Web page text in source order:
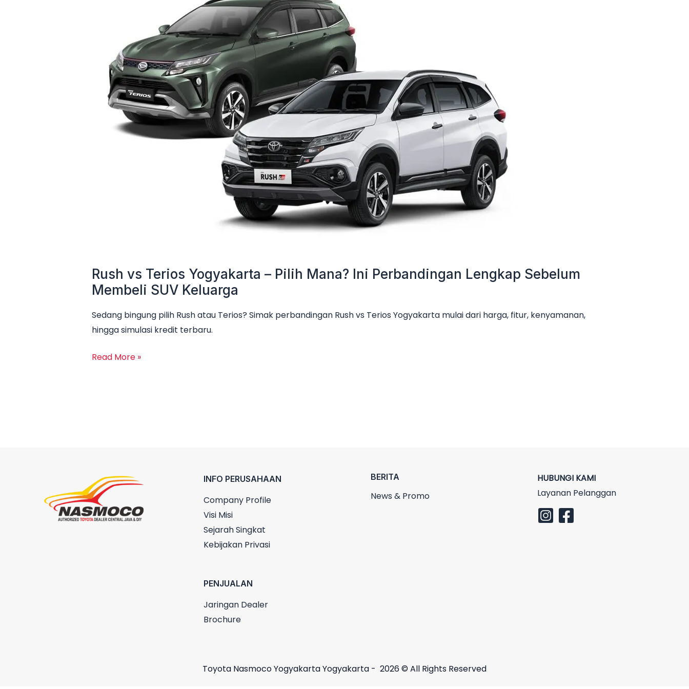
Rush vs Terios Yogyakarta – Pilih Mana? Ini Perbandingan Lengkap Sebelum
Membeli SUV Keluarga
Sedang bingung pilih Rush atau Terios? Simak perbandingan Rush vs Terios Yogyakarta mulai dari harga, fitur, kenyamanan,
hingga simulasi kredit terbaru.
Mana?
Perbandingan
Lengkap
Sebelum
Membeli
Read More »
INFO PERUSAHAAN
Company Profile
Visi Misi
Sejarah Singkat
Kebijakan Privasi
PENJUALAN
Jaringan Dealer
Brochure
BERITA
News & Promo
HUBUNGI KAMI
Layanan Pelanggan
Toyota Nasmoco Yogyakarta Yogyakarta - 2026 © All Rights Reserved